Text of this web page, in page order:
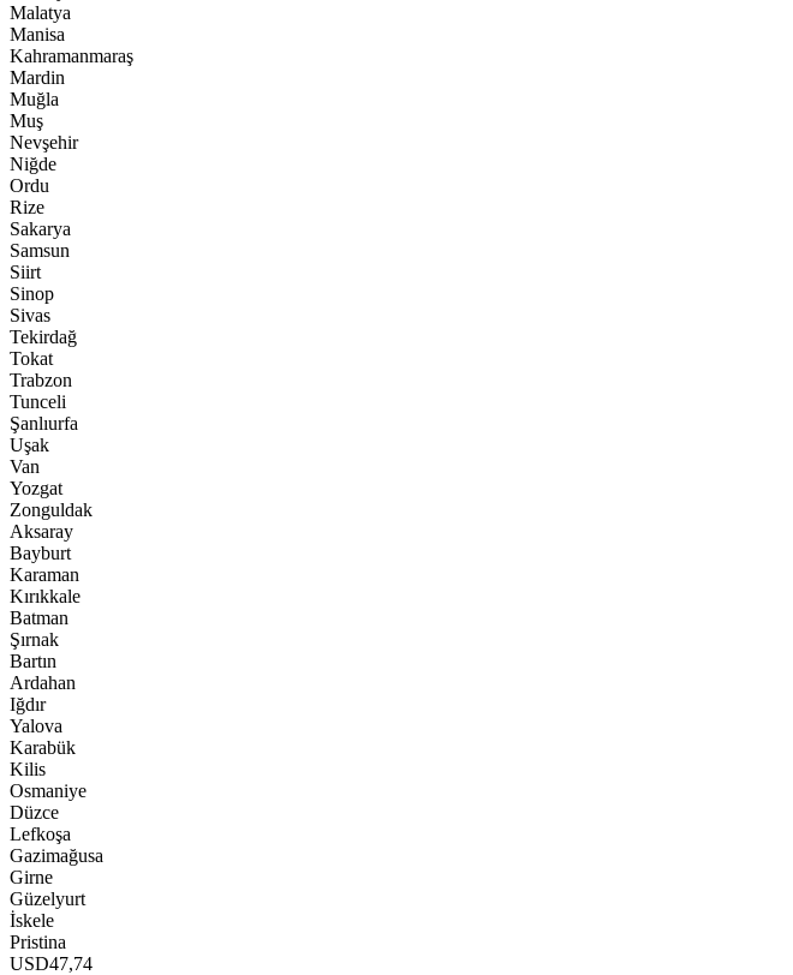
Malatya
Manisa
Kahramanmaraş
Mardin
Muğla
Muş
Nevşehir
Niğde
Ordu
Rize
Sakarya
Samsun
Siirt
Sinop
Sivas
Tekirdağ
Tokat
Trabzon
Tunceli
Şanlıurfa
Uşak
Van
Yozgat
Zonguldak
Aksaray
Bayburt
Karaman
Kırıkkale
Batman
Şırnak
Bartın
Ardahan
Iğdır
Yalova
Karabük
Kilis
Osmaniye
Düzce
Lefkoşa
Gazimağusa
Girne
Güzelyurt
İskele
Pristina
USD47,74